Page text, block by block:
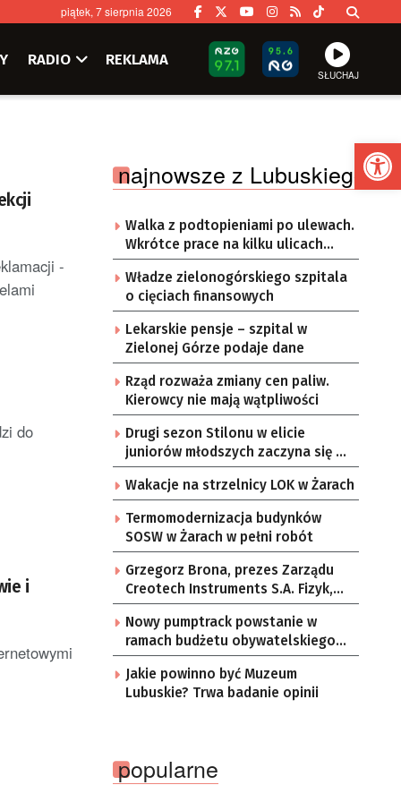
piątek, 7 sierpnia 2026
RADIO REKLAMA
SŁUCHAJ
-
do
i
najnowsze z Lubuskiego
Walka z podtopieniami po ulewach.
Wkrótce prace na kilku ulicach
Gorzowa
Władze zielonogórskiego szpitala
o cięciach finansowych
Lekarskie pensje – szpital w
Zielonej Górze podaje dane
Rząd rozważa zmiany cen paliw.
Kierowcy nie mają wątpliwości
Drugi sezon Stilonu w elicie
juniorów młodszych zaczyna się w
sobotę
Wakacje na strzelnicy LOK w Żarach
Termomodernizacja budynków
SOSW w Żarach w pełni robót
Grzegorz Brona, prezes Zarządu
Creotech Instruments S.A. Fizyk,
naukowiec, były pracownik CERN w
Genewie, przedsiębiorca i
nauczyciel akademicki, doktor
habilitowany nauk fizycznych,
koordynator Rady Sektorowej ds.
Kompetencji Przemysłu Lotniczo-
Satelitarnych PAN.
Nowy pumptrack powstanie w
ramach budżetu obywatelskiego
Żar
Jakie powinno być Muzeum
Lubuskie? Trwa badanie opinii
popularne